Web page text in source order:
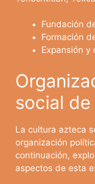
Fundación
Formación
Expansión y
social
La cultura azteca
organización
continuación,
aspectos de esta